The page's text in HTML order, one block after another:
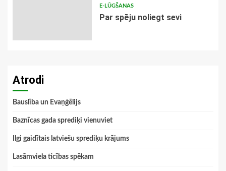
E-LŪGŠANAS
Par spēju noliegt sevi
Atrodi
Bauslība un Evaņģēlijs
Baznīcas gada sprediķi vienuviet
Ilgi gaidītais latviešu sprediķu krājums
Lasāmviela ticības spēkam